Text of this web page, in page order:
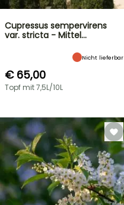
Cupressus sempervirens
var. stricta - Mittel…
Nicht lieferbar
€ 65,00
Topf mit 7,5L/10L